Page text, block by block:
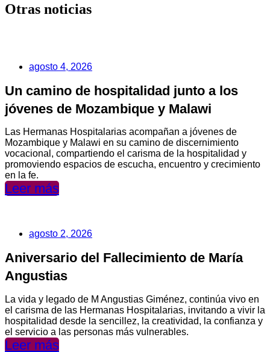
Otras noticias
agosto 4, 2026
Un camino de hospitalidad junto a los
jóvenes de Mozambique y Malawi
Las Hermanas Hospitalarias acompañan a jóvenes de
Mozambique y Malawi en su camino de discernimiento
vocacional, compartiendo el carisma de la hospitalidad y
promoviendo espacios de escucha, encuentro y crecimiento
en la fe.
Leer más
agosto 2, 2026
Aniversario del Fallecimiento de María
Angustias
La vida y legado de M Angustias Giménez, continúa vivo en
el carisma de las Hermanas Hospitalarias, invitando a vivir la
hospitalidad desde la sencillez, la creatividad, la confianza y
el servicio a las personas más vulnerables.
Leer más